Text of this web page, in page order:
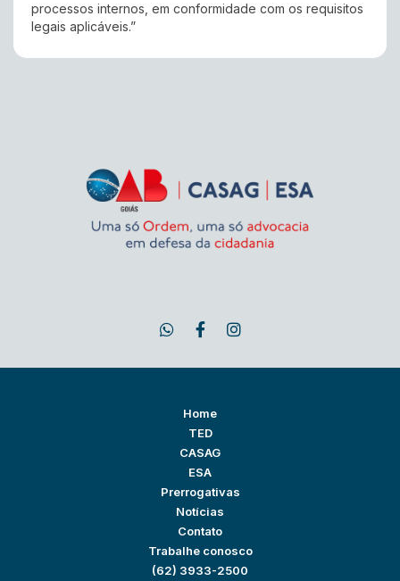
processos internos, em conformidade com os requisitos
legais aplicáveis.”
Home
TED
CASAG
ESA
Prerrogativas
Notícias
Contato
Trabalhe conosco
(62) 3933-2500